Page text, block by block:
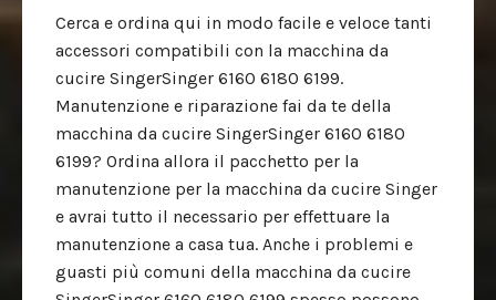
Cerca e ordina qui in modo facile e veloce tanti
accessori compatibili con la macchina da
cucire SingerSinger 6160 6180 6199.
Manutenzione e riparazione fai da te della
macchina da cucire SingerSinger 6160 6180
6199? Ordina allora il pacchetto per la
manutenzione per la macchina da cucire Singer
e avrai tutto il necessario per effettuare la
manutenzione a casa tua. Anche i problemi e
guasti più comuni della macchina da cucire